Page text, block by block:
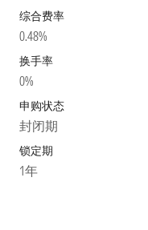
综合费率
0.48%
换手率
0%
申购状态
封闭期
锁定期
1年